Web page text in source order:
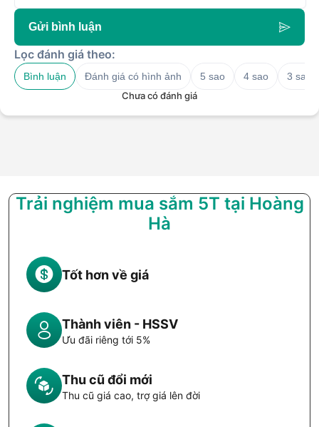
Gửi bình luận
Lọc đánh giá theo:
Bình luận Đánh giá có hình ảnh 5 sao 4 sao
3 sao
Chưa có đánh giá
Trải nghiệm mua sắm 5T tại Hoàng
Hà
Tốt hơn về giá
Thành viên - HSSV
Ưu đãi riêng tới 5%
Thu cũ đổi mới
Thu cũ giá cao, trợ giá lên đời